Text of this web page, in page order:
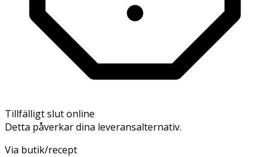
Tillfälligt slut online
Detta påverkar dina leveransalternativ.
Via butik/recept